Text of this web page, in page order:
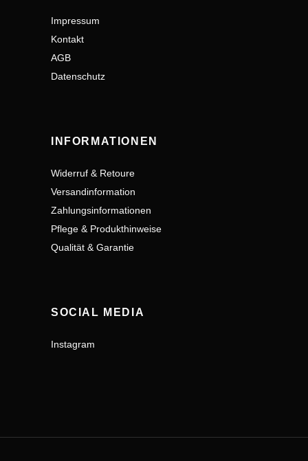
Impressum
Kontakt
AGB
Datenschutz
INFORMATIONEN
Widerruf & Retoure
Versandinformation
Zahlungsinformationen
Pflege & Produkthinweise
Qualität & Garantie
SOCIAL MEDIA
Instagram